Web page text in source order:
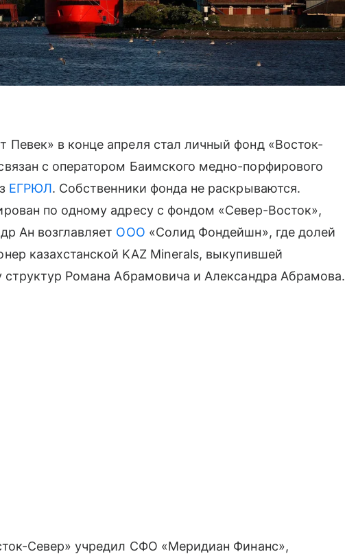
в конце апреля стал личный фонд «Восток-
с оператором Баимского медно-порфирового
ЕГРЮЛ. Собственники фонда не раскрываются.
по одному адресу с фондом «Север-Восток»,
Ан возглавляет ООО «Солид Фондейшн», где долей
казахстанской KAZ Minerals, выкупившей
структур Романа Абрамовича и Александра Абрамова.
Север» учредил СФО «Меридиан Финанс»,